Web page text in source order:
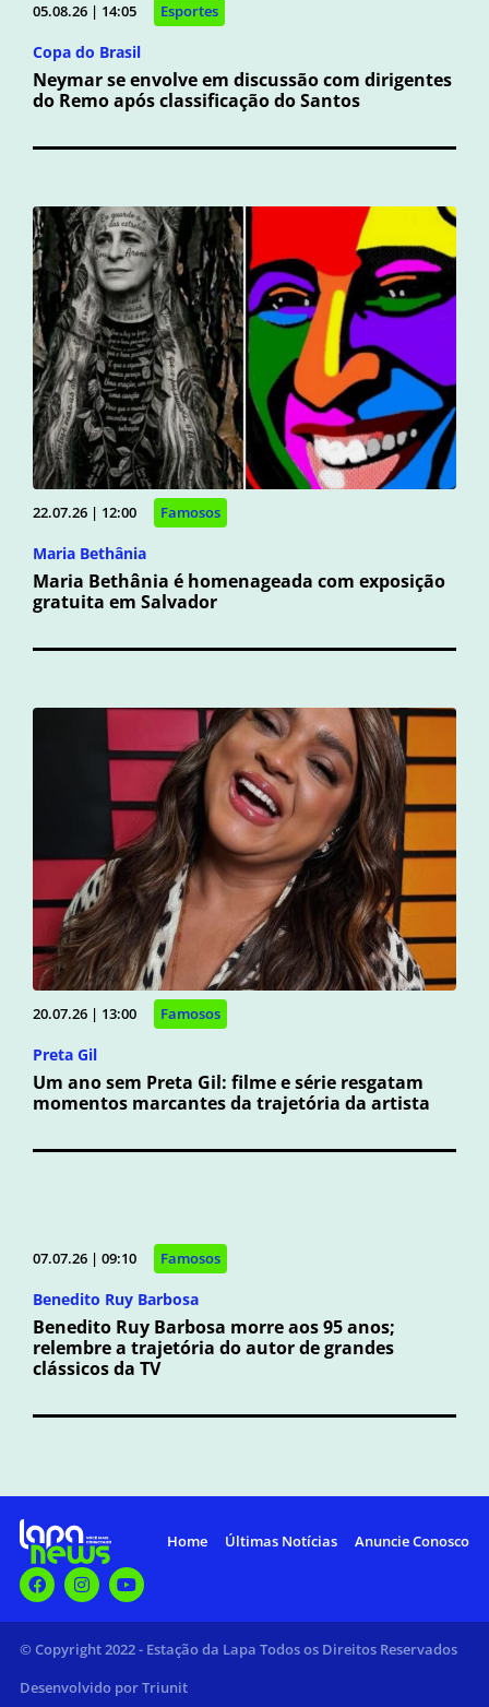
05.08.26 | 14:05 Esportes
Copa do Brasil
Neymar se envolve em discussão com dirigentes
do Remo após classificação do Santos
22.07.26 | 12:00 Famosos
Maria Bethânia
Maria Bethânia é homenageada com exposição
gratuita em Salvador
20.07.26 | 13:00 Famosos
Preta Gil
Um ano sem Preta Gil: filme e série resgatam
momentos marcantes da trajetória da artista
07.07.26 | 09:10 Famosos
Benedito Ruy Barbosa
Benedito Ruy Barbosa morre aos 95 anos;
relembre a trajetória do autor de grandes
clássicos da TV
Home Últimas Notícias Anuncie Conosco
© Copyright 2022 - Estação da Lapa Todos os Direitos Reservados
Desenvolvido por Triunit